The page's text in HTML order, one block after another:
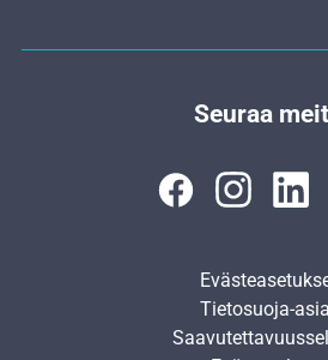
Seuraa
Tietosuoja-